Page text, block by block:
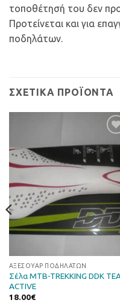
τοποθέτησή του δεν
Προτείνεται και για
ποδηλάτων.
ΣΧΕΤΙΚΆ ΠΡΟΪΌΝΤΑ
στη Λίστα
Επιθυμιών
ΑΞΕΣΟΥΆΡ ΠΟΔΗΛΆΤΩΝ
Σέλα MTB-TREKKING DDK
ACTIVE
18.00€